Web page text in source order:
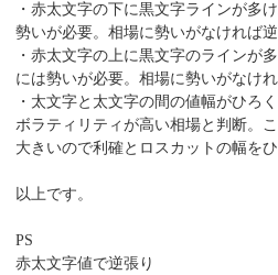
・赤太文字の下に黒文字ラインが多
勢いが必要。相場に勢いがなければ
・赤太文字の上に黒文字のラインが
には勢いが必要。相場に勢いがなけ
・太文字と太文字の間の値幅がひろ
ボラティリティが高い相場と判断。
大きいので利確とロスカットの幅を
以上です。
PS
赤太文字値で逆張り